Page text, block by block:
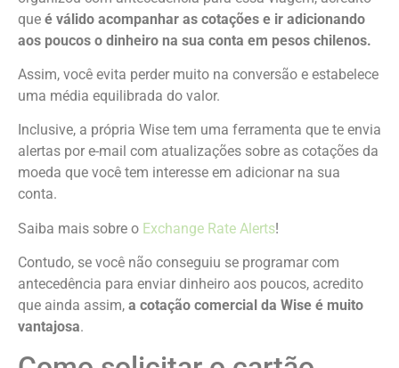
que é válido acompanhar as cotações e ir adicionando
aos poucos o dinheiro na sua conta em pesos chilenos.
Assim, você evita perder muito na conversão e estabelece
uma média equilibrada do valor.
Inclusive, a própria Wise tem uma ferramenta que te envia
alertas por e-mail com atualizações sobre as cotações da
moeda que você tem interesse em adicionar na sua
conta.
Saiba mais sobre o Exchange Rate Alerts!
Contudo, se você não conseguiu se programar com
antecedência para enviar dinheiro aos poucos, acredito
que ainda assim, a cotação comercial da Wise é muito
vantajosa.